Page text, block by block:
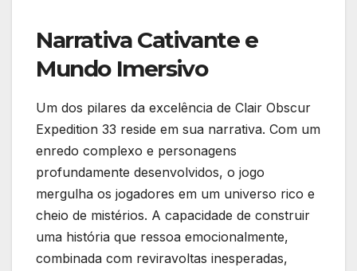
Narrativa Cativante e
Mundo Imersivo
Um dos pilares da excelência de Clair Obscur
Expedition 33 reside em sua narrativa. Com um
enredo complexo e personagens
profundamente desenvolvidos, o jogo
mergulha os jogadores em um universo rico e
cheio de mistérios. A capacidade de construir
uma história que ressoa emocionalmente,
combinada com reviravoltas inesperadas,